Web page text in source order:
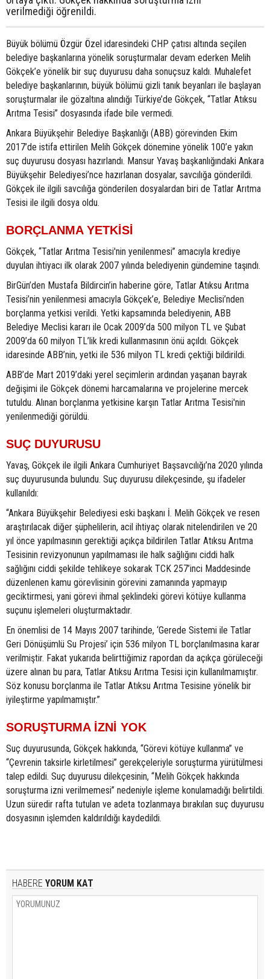
verilmediği öğrenildi.
Büyük bölümü Özgür Özel idaresindeki CHP çatısı altında seçilen
belediye başkanlarına yönelik soruşturmalar devam ederken Melih
Gökçek’e yönelik bir suç duyurusu daha sonuçsuz kaldı. Muhalefet
belediye başkanlarının, büyük bölümü gizli tanık beyanları ile başlayan
soruşturmalar ile gözaltına alındığı Türkiye’de Gökçek, “Tatlar Atıksu
Arıtma Tesisi” dosyasında ifade bile vermedi.
Ankara Büyükşehir Belediye Başkanlığı (ABB) görevinden Ekim
2017’de istifa ettirilen Melih Gökçek dönemine yönelik 100’e yakın
suç duyurusu dosyası hazırlandı. Mansur Yavaş başkanlığındaki Ankara
Büyükşehir Belediyesi’nce hazırlanan dosyalar, savcılığa gönderildi.
Gökçek ile ilgili savcılığa gönderilen dosyalardan biri de Tatlar Arıtma
Tesisi ile ilgili dosya oldu.
BORÇLANMA YETKİSİ
Gökçek, “Tatlar Arıtma Tesisi'nin yenilenmesi” amacıyla krediye
duyulan ihtiyacı ilk olarak 2007 yılında belediyenin gündemine taşındı.
BirGün’den Mustafa Bildircin’in haberine göre, Tatlar Atıksu Arıtma
Tesisi’nin yenilenmesi amacıyla Gökçek’e, Belediye Meclisi’nden
borçlanma yetkisi verildi. Yetki kapsamında belediyenin, ABB
Belediye Meclisi kararı ile Ocak 2009’da 500 milyon TL ve Şubat
2009’da 60 milyon TL’lik kredi kullanmasının önü açıldı. Gökçek
idaresinde ABB’nin, yetki ile 536 milyon TL kredi çektiği bildirildi.
ABB’de Mart 2019’daki yerel seçimlerin ardından yaşanan bayrak
değişimi ile Gökçek dönemi harcamalarına ve projelerine mercek
tutuldu. Alınan borçlanma yetkisine karşın Tatlar Arıtma Tesisi'nin
yenilenmediği görüldü.
SUÇ DUYURUSU
Yavaş, Gökçek ile ilgili Ankara Cumhuriyet Başsavcılığı’na 2020 yılında
suç duyurusunda bulundu. Suç duyurusu dilekçesinde, şu ifadeler
kullanıldı:
“Ankara Büyükşehir Belediyesi eski başkanı İ. Melih Gökçek ve resen
araştırılacak diğer şüphelilerin, acil ihtiyaç olarak nitelendirilen ve 20
yıl önce yapılmasının gerektiği açıkça bildirilen Tatlar Atıksu Arıtma
Tesisinin revizyonunun yapılmaması ile halk sağlığını ciddi halk
sağlığını ciddi şekilde tehlikeye sokarak TCK 257’inci Maddesinde
düzenlenen kamu görevlisinin görevini zamanında yapmayıp
geciktirmesi, yani görevi ihmal şeklindeki görevi kötüye kullanma
suçunu işlemeleri oluşturmaktadır.
En önemlisi de 14 Mayıs 2007 tarihinde, ‘Gerede Sistemi ile Tatlar
Geri Dönüşümlü Su Projesi’ için 536 milyon TL borçlanılmasına karar
verilmiştir. Fakat yukarıda belirttiğimiz rapordan da açıkça görüleceği
üzere alınan bu para, Tatlar Atıksu Arıtma Tesisi için kullanılmamıştır.
Söz konusu borçlanma ile Tatlar Atıksu Arıtma Tesisine yönelik bir
iyileştirme yapılmamıştır.”
SORUŞTURMA İZNİ YOK
Suç duyurusunda, Gökçek hakkında, “Görevi kötüye kullanma” ve
“Çevrenin taksirle kirletilmesi” gerekçeleriyle soruşturma yürütülmesi
talep edildi. Suç duyurusu dilekçesinin, “Melih Gökçek hakkında
soruşturma izni verilmemesi” nedeniyle işleme konulamadığı belirtildi.
Uzun süredir rafta tutulan ve adeta tozlanmaya bırakılan suç duyurusu
dosyasının işlemden kaldırıldığı kaydedildi.
HABERE YORUM KAT